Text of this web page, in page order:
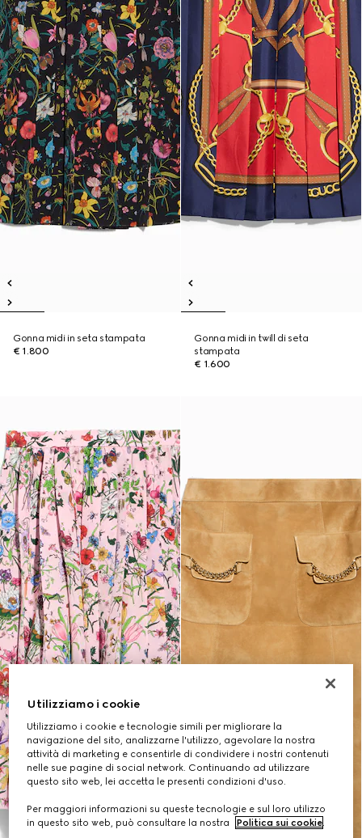
Gonna midi in seta stampata
€ 1.800
Gonna midi in twill di seta
stampata
€ 1.600
Utilizziamo i cookie
Utilizziamo i cookie e tecnologie simili per migliorare la
navigazione del sito, analizzarne l'utilizzo, agevolare la nostra
attività di marketing e consentirle di condividere i nostri contenuti
nelle sue pagine di social network. Continuando ad utilizzare
questo sito web, lei accetta le presenti condizioni d'uso.
Per maggiori informazioni su queste tecnologie e sul loro utilizzo
in questo sito web, può consultare la nostra
Politica sui cookie.